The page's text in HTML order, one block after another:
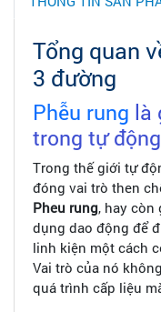
Tổng quan
3 đường
Phễu rung là
trong tự
Trong thế giới tự
đóng vai trò then
Pheu rung, hay còn
dụng dao động để
linh kiện một cách
Vai trò của nó
quá trình cấp liệu